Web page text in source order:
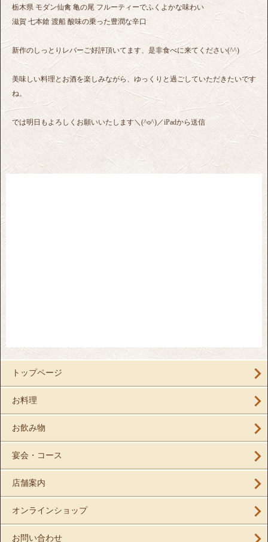
栃木県 モダン仙禽 亀の尾 フルーティーでふくよかな味わい
滋賀 七本鎗 渡船 酸味の乗った豊潤な辛口
新作のしっとりレバーご好評頂いてます、是非食べに来てください(^^)
美味しい料理とお酒を楽しみながら、ゆっくりと過ごしていただきたいです
ね。
では明日もよろしくお願いいたします＼(^o^)／iPadから送信
トップページ
お料理
お飲み物
宴会・コース
店舗案内
オンラインショップ
お問い合わせ